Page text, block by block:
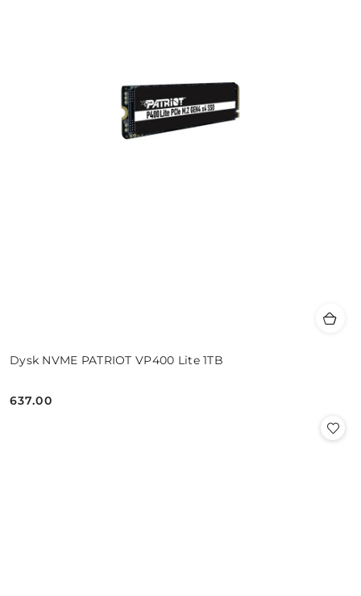
Dysk NVME PATRIOT VP400 Lite 1TB
Cena:
637.00